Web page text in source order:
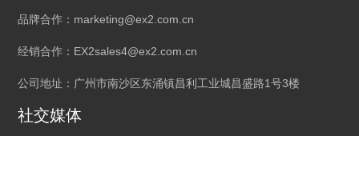
品牌合作：marketing@ex2.com.cn
经销合作：EX2sales4@ex2.com.cn
公司地址：广州市南沙区东涌镇昌利工业城昌盛路1号3楼
社交媒体